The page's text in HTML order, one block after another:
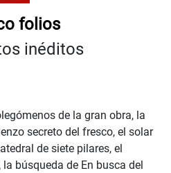
folios
inéditos
de la gran obra, la
secreto del fresco, el solar
de siete pilares, el
búsqueda de En busca del